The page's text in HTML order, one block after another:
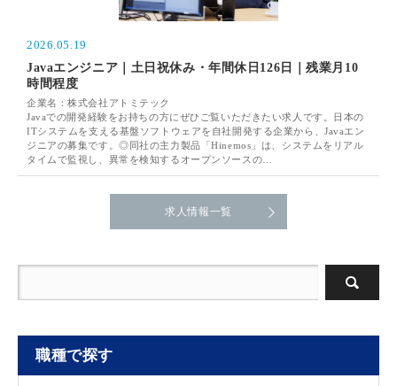
2026.05.19
Javaエンジニア｜土日祝休み・年間休日126日｜残業月10
時間程度
企業名：株式会社アトミテック
Javaでの開発経験をお持ちの方にぜひご覧いただきたい求人です。日本の
ITシステムを支える基盤ソフトウェアを自社開発する企業から、Javaエン
ジニアの募集です。◎同社の主力製品「Hinemos」は、システムをリアル
タイムで監視し、異常を検知するオープンソースの…
求人情報一覧
職種で探す